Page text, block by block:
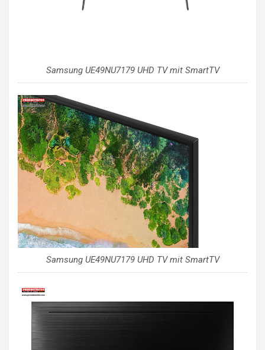
Samsung UE49NU7179 UHD TV mit SmartTV
Samsung UE49NU7179 UHD TV mit SmartTV